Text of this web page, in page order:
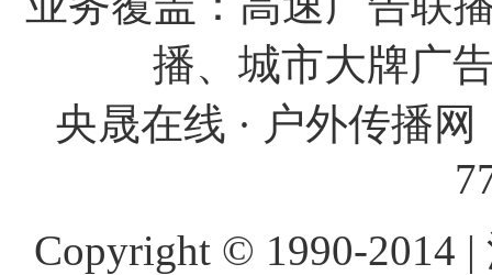
播、城市大牌广
央晟在线 · 户外传播
Copyright © 1990-2014